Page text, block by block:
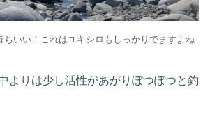
ちいい！これはユキシロもしっかりでますよね
よりは少し活性があがりぽつぽつと釣